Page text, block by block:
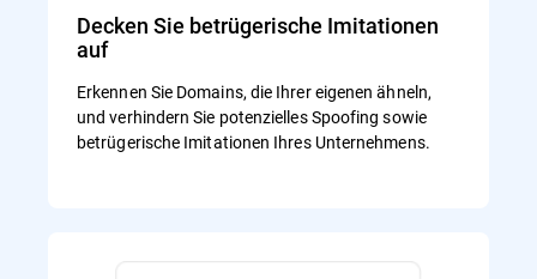
Decken Sie betrügerische Imitationen
auf
Erkennen Sie Domains, die Ihrer eigenen ähneln,
und verhindern Sie potenzielles Spoofing sowie
betrügerische Imitationen Ihres Unternehmens.